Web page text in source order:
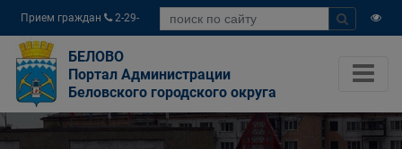
Прием граждан
2-29-
04
БЕЛОВО
Портал Администрации
Беловского городского округа